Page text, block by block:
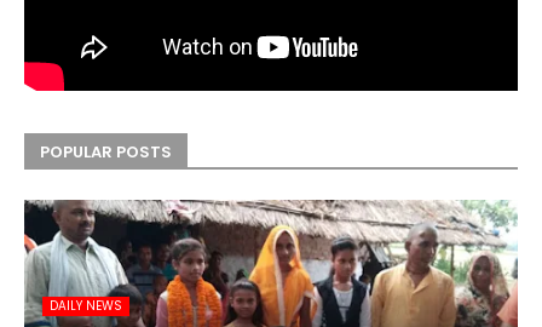
POPULAR POSTS
DAILY NEWS